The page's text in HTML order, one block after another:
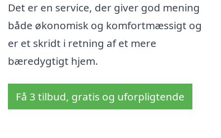
Det er en service, der giver god mening
både økonomisk og komfortmæssigt og
er et skridt i retning af et mere
bæredygtigt hjem.
Få 3 tilbud, gratis og uforpligtende